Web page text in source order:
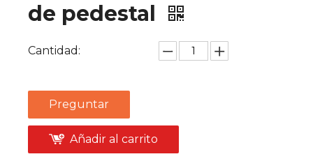
de pedestal
Cantidad:
Preguntar
Añadir al carrito